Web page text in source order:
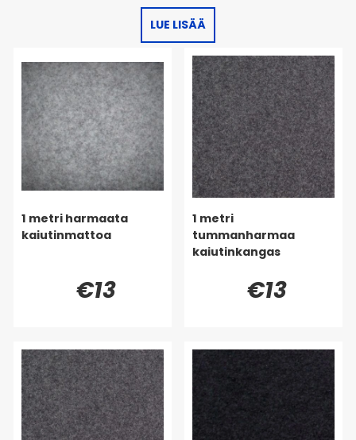
LUE LISÄÄ
1 metri harmaata
kaiutinmattoa
€13
1 metri
tummanharmaa
kaiutinkangas
€13